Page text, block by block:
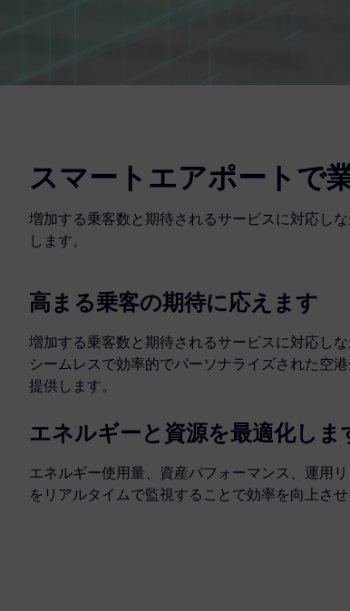
スマートエアポートで
増加する乗客数と期待されるサービスに対応し
します。
高まる乗客の期待に応えます
増加する乗客数と期待されるサービスに対応しな
シームレスで効率的でパーソナライズされた空
提供します。
エネルギーと資源を最適化しま
エネルギー使用量、資産パフォーマンス、運用
をリアルタイムで監視することで効率を向上させ